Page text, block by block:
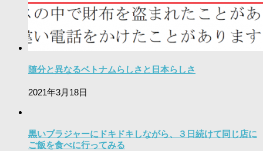
随分と異なるベトナムらしさと日本らしさ
2021年3月18日
黒いブラジャーにドキドキしながら、３日続けて同じ店に
ご飯を食べに行ってみる